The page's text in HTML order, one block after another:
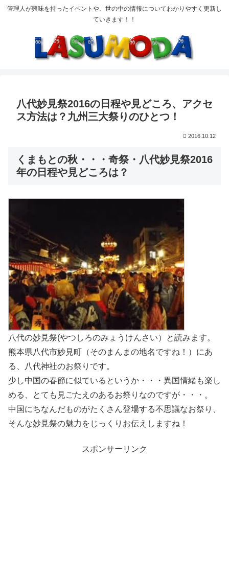
管理人が興味を持ったイベントや、世の中の情報についてわかりやすく更新し
ていきます！！
八代妙見祭2016の日程や見どころ、アクセ
ス方法は？九州三大祭りのひとつ！
2016.10.12
くまもとの秋・・・奇祭・八代妙見祭2016
年の日程や見どころは？
八代の妙見祭(やつしろのみょうけんさい）と読みます。
熊本県八代市妙見町（そのまんまの地名ですね！）にあ
る、八代神社のお祭りです。
少し中国の春節に似ているというか・・・異国情緒も楽し
める、とても見ごたえのあるお祭りなのですが・・・。
中国にちなんだものがたくさん登場する不思議なお祭り、
そんな妙見祭の魅力をじっくりお伝えしますね！
スポンサーリンク